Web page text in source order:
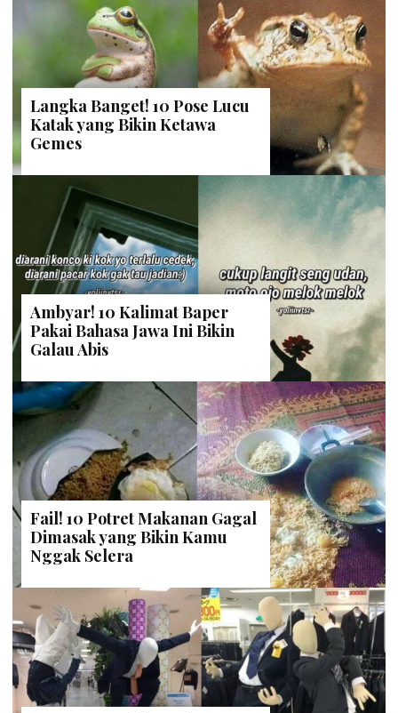
Langka Banget! 10 Pose Lucu
Katak yang Bikin Ketawa
Gemes
Ambyar! 10 Kalimat Baper
Pakai Bahasa Jawa Ini Bikin
Galau Abis
Fail! 10 Potret Makanan Gagal
Dimasak yang Bikin Kamu
Nggak Selera